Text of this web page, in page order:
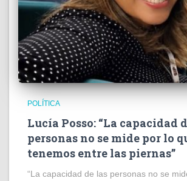
POLÍTICA
Lucía Posso: “La capacidad
personas no se mide por lo
tenemos entre las piernas”
“La capacidad de las personas no se